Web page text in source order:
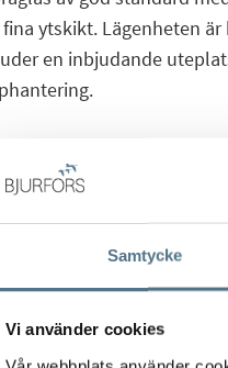
Samtycke
Vi använder cookies
ytskikt. Lägenheten
en inbjudande
avhängningsyta samt
ett förråd att nyttja. Rakt
även goda
är inrett med stilsäkra
för matlagning och
Planlösningen
till en utmärkt social yta.